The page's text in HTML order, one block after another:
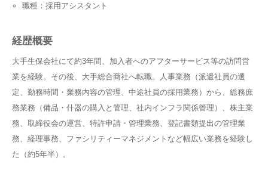
職種：採用アシスタント
経歴概要
大手生保会社にて約3年間、加入者へのアフターサービス等の訪問営
業を経験。その後、大手総合商社へ転職。人事業務（派遣社員の選
定、勤務時間・業務内容の管理、中途社員の採用業務）から、総務庶
務業務（備品・什器の購入と管理、社内インフラ関係管理）、株主業
務、取締役会の運営、特許申請・管理業務、登記書類提出の管理業
務、経理事務、ファシリティーマネジメントなど幅広い業務を経験し
た（約5年半）。